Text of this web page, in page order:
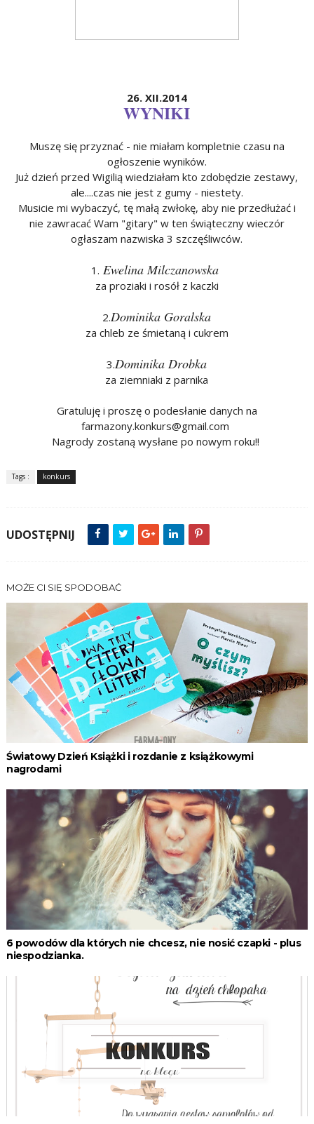
26. XII.2014
WYNIKI
Muszę się przyznać - nie miałam kompletnie czasu na
ogłoszenie wyników.
Już dzień przed Wigilią wiedziałam kto zdobędzie zestawy,
ale....czas nie jest z gumy - niestety.
Musicie mi wybaczyć, tę małą zwłokę, aby nie przedłużać i
nie zawracać Wam "gitary" w ten świąteczny wieczór
ogłaszam nazwiska 3 szczęśliwców.
1. Ewelina Milczanowska
za proziaki i rosół z kaczki
2.Dominika Goralska
za chleb ze śmietaną i cukrem
3.Dominika Drobka
za ziemniaki z parnika
Gratuluję i proszę o podesłanie danych na
farmazony.konkurs@gmail.com
Nagrody zostaną wysłane po nowym roku!!
Tags : konkurs
UDOSTĘPNIJ
MOŻE CI SIĘ SPODOBAĆ
Światowy Dzień Książki i rozdanie z książkowymi
nagrodami
6 powodów dla których nie chcesz, nie nosić czapki - plus
niespodzianka.